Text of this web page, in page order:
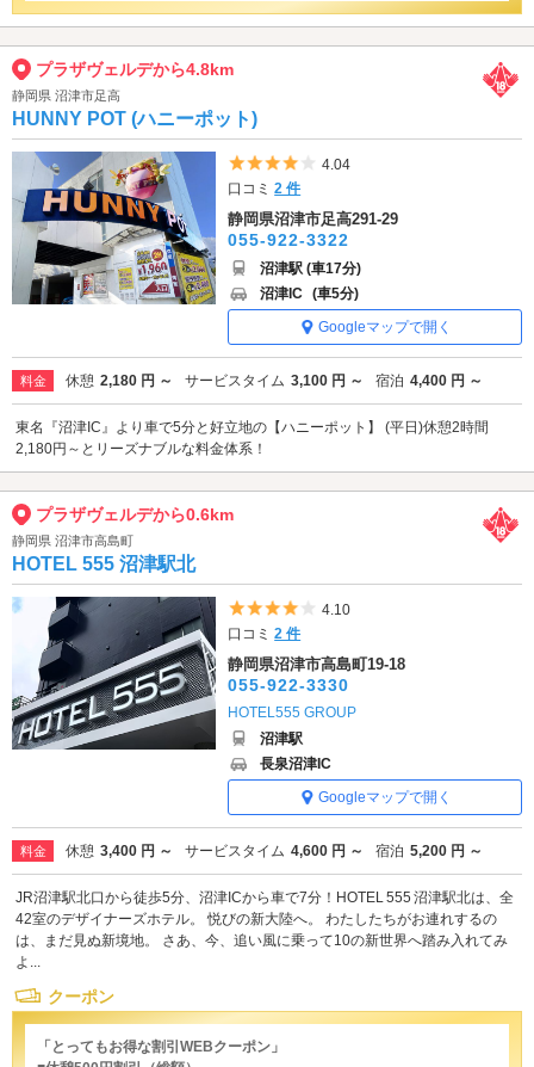
プラザヴェルデから4.8km
静岡県 沼津市足高
HUNNY POT (ハニーポット)
5つ星のうち4
4.04
口コミ2 件
静岡県沼津市足高291-29
055-922-3322
沼津駅 (車17分)
沼津IC (車5分)
Googleマップで開く
料金 休憩 2,180 円 ～ サービスタイム 3,100 円 ～ 宿泊 4,400 円 ～
東名『沼津IC』より車で5分と好立地の【ハニーポット】 (平日)休憩2時間
2,180円～とリーズナブルな料金体系！
プラザヴェルデから0.6km
静岡県 沼津市高島町
HOTEL 555 沼津駅北
5つ星のうち4
4.10
口コミ2 件
静岡県沼津市高島町19-18
055-922-3330
HOTEL555 GROUP
沼津駅
長泉沼津IC
Googleマップで開く
料金 休憩 3,400 円 ～ サービスタイム 4,600 円 ～ 宿泊 5,200 円 ～
JR沼津駅北口から徒歩5分、沼津ICから車で7分！HOTEL 555 沼津駅北は、全
42室のデザイナーズホテル。 悦びの新大陸へ。 わたしたちがお連れするの
は、まだ見ぬ新境地。 さあ、今、追い風に乗って10の新世界へ踏み入れてみ
よ...
クーポン
「とってもお得な割引WEBクーポン」